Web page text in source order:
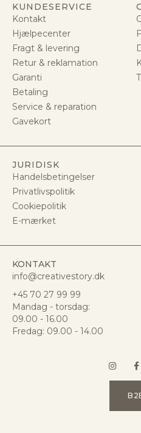
KUNDESERVICE
Kontakt
Hjælpecenter
Fragt & levering
Retur & reklamation
Garanti
Betaling
Service & reparation
Gavekort
JURIDISK
Handelsbetingelser
Privatlivspolitik
Cookiepolitik
E-mærket
KONTAKT
info@creativestory.dk
+45 70 27 99 99
Mandag - torsdag:
09.00 - 16.00
Fredag: 09.00 - 14.00